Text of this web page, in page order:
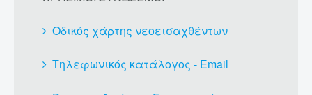
Οδικός χάρτης νεοεισαχθέντων
Τηλεφωνικός κατάλογος - Email